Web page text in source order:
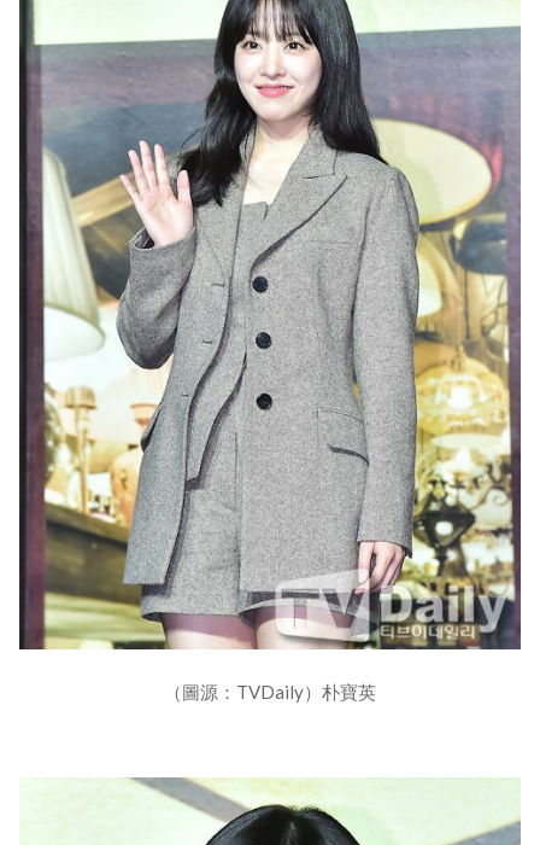
（圖源：TVDaily）朴寶英